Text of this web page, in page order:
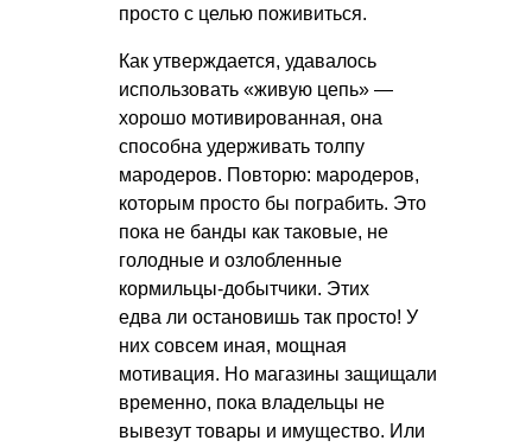
просто с целью поживиться.
Как утверждается, удавалось
использовать «живую цепь» —
хорошо мотивированная, она
способна удерживать толпу
мародеров. Повторю: мародеров,
которым просто бы пограбить. Это
пока не банды как таковые, не
голодные и озлобленные
кормильцы-добытчики. Этих
едва ли остановишь так просто! У
них совсем иная, мощная
мотивация. Но магазины защищали
временно, пока владельцы не
вывезут товары и имущество. Или